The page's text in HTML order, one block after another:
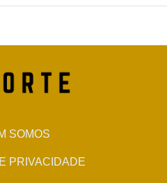
SOMOS
PRIVACIDADE